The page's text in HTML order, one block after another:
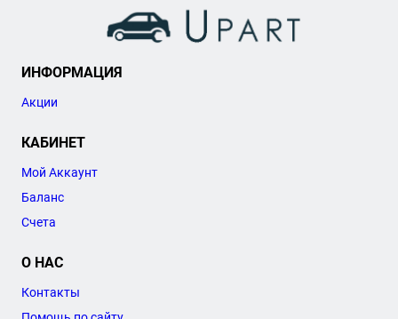
ИНФОРМАЦИЯ
Акции
КАБИНЕТ
Мой Аккаунт
Баланс
Счета
О НАС
Контакты